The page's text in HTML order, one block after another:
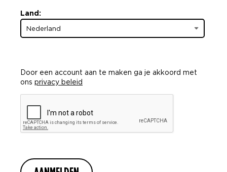
Land :
Door een account aan te maken ga je akkoord met
ons privacy beleid